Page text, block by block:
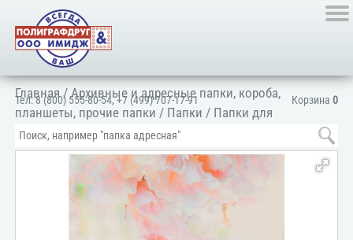
Корзина 0
Тел:8 (800) 555-80-54,+7 (499) 707-17-91
Главная/Архивные и адресные папки, короба,
планшеты, прочие папки / Папки / Папки для
документов/Для личных документов